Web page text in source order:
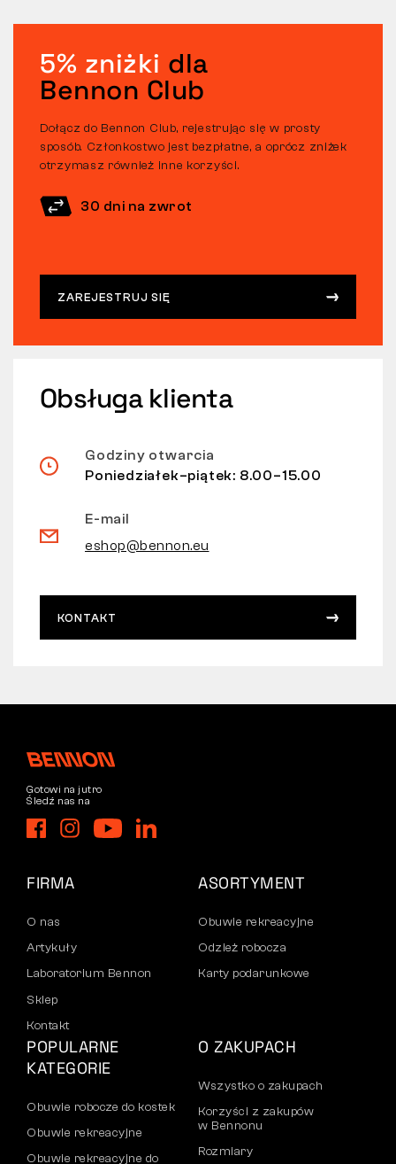
5% zniżki dla
Bennon Club
Dołącz do Bennon Club, rejestrując się w prosty
sposób. Członkostwo jest bezpłatne, a oprócz zniżek
otrzymasz również inne korzyści.
30 dni na zwrot
ZAREJESTRUJ SIĘ
Obsługa klienta
Godziny otwarcia
Poniedziałek–piątek: 8.00–15.00
E-mail
eshop@bennon.eu
KONTAKT
Gotowi na jutro
Śledź nas na
FIRMA
O nas
Artykuły
Laboratorium Bennon
Sklep
Kontakt
ASORTYMENT
Obuwie rekreacyjne
Odzież robocza
Karty podarunkowe
POPULARNE
KATEGORIE
Obuwie robocze do kostek
Obuwie rekreacyjne
Obuwie rekreacyjne do
O ZAKUPACH
Wszystko o zakupach
Korzyści z zakupów
w Bennonu
Rozmiary